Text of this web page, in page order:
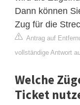
Dann können
Zug für die
Antrag auf
vollständige Antwort
Welche
Ticket